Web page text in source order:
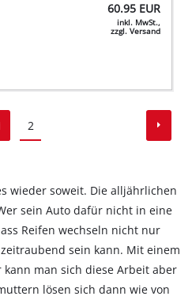
60.95 EUR
inkl. MwSt.,
zzgl. Versand
2
wieder soweit. Die alljährlichen
sein Auto dafür nicht in eine
Reifen wechseln nicht nur
sein kann. Mit einem
man sich diese Arbeit aber
lösen sich dann wie von